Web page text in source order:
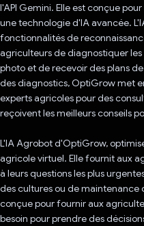
l'API Gemini. Elle est conçue
une technologie d'IA avancée.
fonctionnalités de
agriculteurs de diagnostiquer
photo et de recevoir des plans
des diagnostics, OptiGrow met
experts agricoles pour des
reçoivent les meilleurs conseils
L'IA Agrobot d'OptiGrow,
agricole virtuel. Elle fournit aux
à leurs questions les plus
des cultures ou de maintenance
conçue pour fournir aux
besoin pour prendre des